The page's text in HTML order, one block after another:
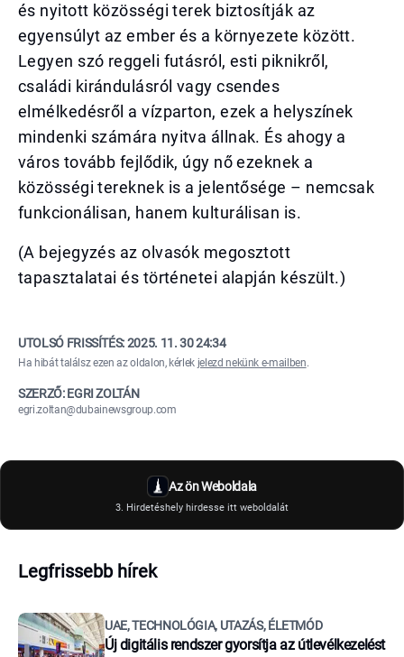
és nyitott közösségi terek biztosítják az
egyensúlyt az ember és a környezete között.
Legyen szó reggeli futásról, esti piknikről,
családi kirándulásról vagy csendes
elmélkedésről a vízparton, ezek a helyszínek
mindenki számára nyitva állnak. És ahogy a
város tovább fejlődik, úgy nő ezeknek a
közösségi tereknek is a jelentősége – nemcsak
funkcionálisan, hanem kulturálisan is.
(A bejegyzés az olvasók megosztott
tapasztalatai és történetei alapján készült.)
UTOLSÓ FRISSÍTÉS:2025. 11. 30 24:34
Ha hibát találsz ezen az oldalon, kérlek jelezd nekünk e-mailben.
SZERZŐ: EGRI ZOLTÁN
egri.zoltan@dubainewsgroup.com
Az ön Weboldala
3. Hirdetéshely hirdesse itt weboldalát
Legfrissebb hírek
UAE, TECHNOLÓGIA, UTAZÁS, ÉLETMÓD
Új digitális rendszer gyorsítja az útlevélkezelést